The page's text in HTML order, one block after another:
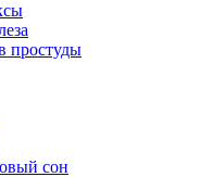
простуды
сон